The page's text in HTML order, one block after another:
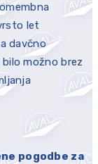
let
davčno
možno brez
pogodbe za